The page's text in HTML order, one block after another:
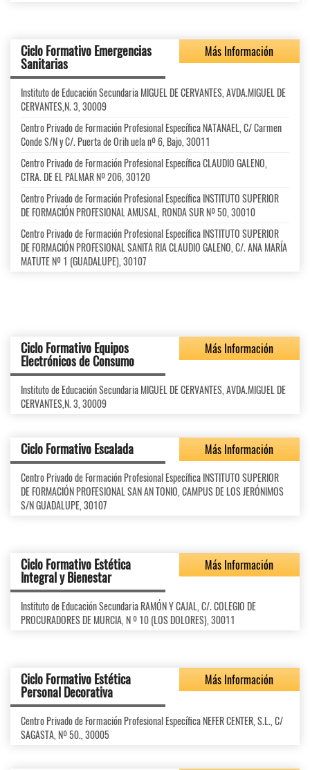
Ciclo Formativo Emergencias
Sanitarias
Más Información
Instituto de Educación Secundaria MIGUEL DE CERVANTES, AVDA.MIGUEL DE
CERVANTES,N. 3, 30009
Centro Privado de Formación Profesional Específica NATANAEL, C/ Carmen
Conde S/N y C/. Puerta de Orih uela nº 6, Bajo, 30011
Centro Privado de Formación Profesional Específica CLAUDIO GALENO,
CTRA. DE EL PALMAR Nº 206, 30120
Centro Privado de Formación Profesional Específica INSTITUTO SUPERIOR
DE FORMACIÓN PROFESIONAL AMUSAL, RONDA SUR Nº 50, 30010
Centro Privado de Formación Profesional Específica INSTITUTO SUPERIOR
DE FORMACIÓN PROFESIONAL SANITA RIA CLAUDIO GALENO, C/. ANA MARÍA
MATUTE Nº 1 (GUADALUPE), 30107
Ciclo Formativo Equipos
Electrónicos de Consumo
Más Información
Instituto de Educación Secundaria MIGUEL DE CERVANTES, AVDA.MIGUEL DE
CERVANTES,N. 3, 30009
Ciclo Formativo Escalada Más Información
Centro Privado de Formación Profesional Específica INSTITUTO SUPERIOR
DE FORMACIÓN PROFESIONAL SAN AN TONIO, CAMPUS DE LOS JERÓNIMOS
S/N GUADALUPE, 30107
Ciclo Formativo Estética
Integral y Bienestar
Más Información
Instituto de Educación Secundaria RAMÓN Y CAJAL, C/. COLEGIO DE
PROCURADORES DE MURCIA, N º 10 (LOS DOLORES), 30011
Ciclo Formativo Estética
Personal Decorativa
Más Información
Centro Privado de Formación Profesional Específica NEFER CENTER, S.L., C/
SAGASTA, Nº 50., 30005